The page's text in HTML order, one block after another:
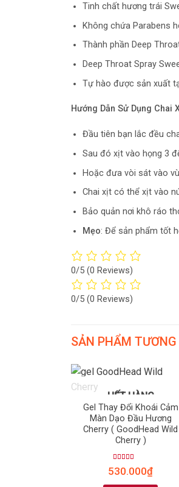
Tinh chất hương trái
Không chứa Parabens
Thành phần Deep
Deep Throat Spray
Tự hào được sản xuất
Hướng Dẫn Sử Dụng Chai
Đầu tiên bạn lắc đều
Sau đó xịt vào họng 3
Hoặc đưa vòi sát vào
Chai xịt có thể xịt vào
Bảo quản nơi khô ráo
Mẹo: Để sản phẩm tốt
0/5 (0 Reviews)
0/5 (0 Reviews)
SẢN PHẨM
HẾT HÀNG
Gel Thay Đổi Khoái Cảm
Màn Dạo Đầu Hương
Cherry ( GoodHead Wild
Cherry )
Rated5.00
out of 5
530.000₫